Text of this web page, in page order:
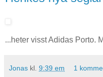
...heter visst Adidas Porto.
Jonas kl. 9:39 em 1